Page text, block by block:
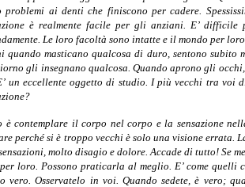
problemi ai denti che finiscono per cadere.
è realmente facile per gli anziani. E’
Le loro facoltà sono intatte e il mondo per
quando masticano qualcosa di duro, sentono
gli insegnano qualcosa. Quando aprono gli
un eccellente oggetto di studio. I più vecchi tra voi
è contemplare il corpo nel corpo e la sensazione
perché si è troppo vecchi è solo una visione errata.
molto disagio e dolore. Accade di tutto! Se
loro. Possono praticarla al meglio. E’ come quelli
vero. Osservatelo in voi. Quando sedete, è vero;